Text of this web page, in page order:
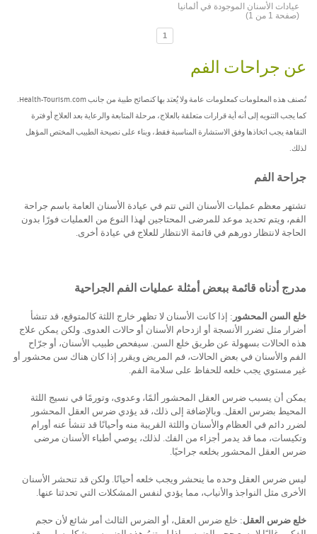
عيادات الأسنان الموجودة في ألمانيا
(صفحة 1 من 1)
1
عن جراحات الفم
تُصنف هذه المعلومات كمعلومات عامة ولا يُعتد بها كنصائح طبية من جانب Health-Tourism.com.
كما يجب التنويه إلى أنه أية قرارات متعلقة بالعلاج، مرحلة المتابعة والرعاية بعد العلاج أو فترة
النقاهة يجب اتخاذها وفق الاستشارة المناسبة فقط، وبناء على نصيحة الطبيب المختص المؤهل
لذلك.
جراحة الفم
تشتهر معظم عمليات الأسنان التي تتم في عيادة الأسنان العامة باسم جراحة
الفم، ويتم تحديد موعد للمرضى المحتاجين لهذا النوع من العمليات فورًا بدون
الحاجة لانتظار دورهم في قائمة الانتظار للعلاج في عيادة أخرى.
مدرج أدناه قائمة ببعض أمثلة عمليات الفم الجراحية
خلع السن المحشور : إذا كانت الأسنان لا تظهر خارج اللثة كالمتوقع، قد تنشأ
أضرار مثل تضرر الأنسجة أو ازدحام الأسنان أو حالات العدوى. ولكن يمكن علاج
هذه الحالات بسهولة عن طريق خلع السن. سيفحص طبيب الأسنان، أو جرّاح
الفم والأسنان في بعض الحالات، فم المريض ويقرر إذا كان هناك سن محشور أو
غير مستوي يجب خلعه للحفاظ على سلامة الفم.
يمكن أن يسبب ضرس العقل المحشور ألمًا، وعدوى، وتورمًا في نسيج اللثة
المحيط بضرس العقل. وبالإضافة إلى ذلك، قد يؤدي ضرس العقل المحشور
لضرر دائم في العظام والأسنان واللثة القريبة منه وأحيانًا قد تنشأ عنه أورام
وتكيسات، مما قد يدمر أجزاء من الفك. لذلك، يوصي أطباء الأسنان مرضى
ضرس العقل المحشور بخلعه جراحيًا.
ليس ضرس العقل وحده ما ينحشر ويجب خلعه أحيانًا. ولكن قد تنحشر الأسنان
الأخرى مثل النواجذ والأنياب، مما يؤدي لنفس المشكلات التي تحدثنا عنها.
خلع ضرس العقل: خلع ضرس العقل، أو الضرس الثالث أمر شائع لأن حجم